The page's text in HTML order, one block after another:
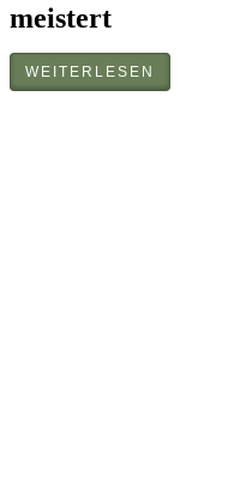
meistert
WEITERLESEN